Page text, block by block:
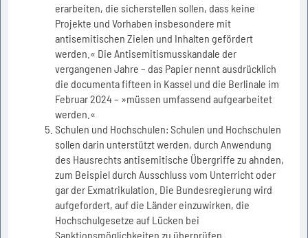
erarbeiten, die sicherstellen sollen, dass keine
Projekte und Vorhaben insbesondere mit
antisemitischen Zielen und Inhalten gefördert
werden.« Die Antisemitismusskandale der
vergangenen Jahre – das Papier nennt ausdrücklich
die documenta fifteen in Kassel und die Berlinale im
Februar 2024 – »müssen umfassend aufgearbeitet
werden.«
Schulen und Hochschulen: Schulen und Hochschulen
sollen darin unterstützt werden, durch Anwendung
des Hausrechts antisemitische Übergriffe zu ahnden,
zum Beispiel durch Ausschluss vom Unterricht oder
gar der Exmatrikulation. Die Bundesregierung wird
aufgefordert, auf die Länder einzuwirken, die
Hochschulgesetze auf Lücken bei
Sanktionsmöglichkeiten zu überprüfen.